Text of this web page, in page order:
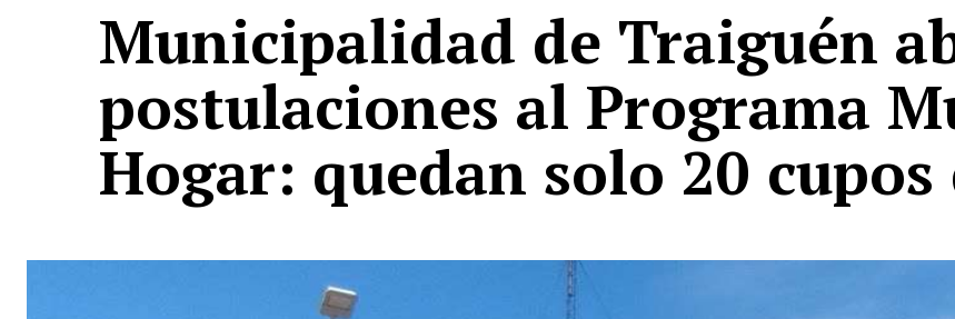
Municipalidad de Traiguén
postulaciones al Programa
Hogar: quedan solo 20